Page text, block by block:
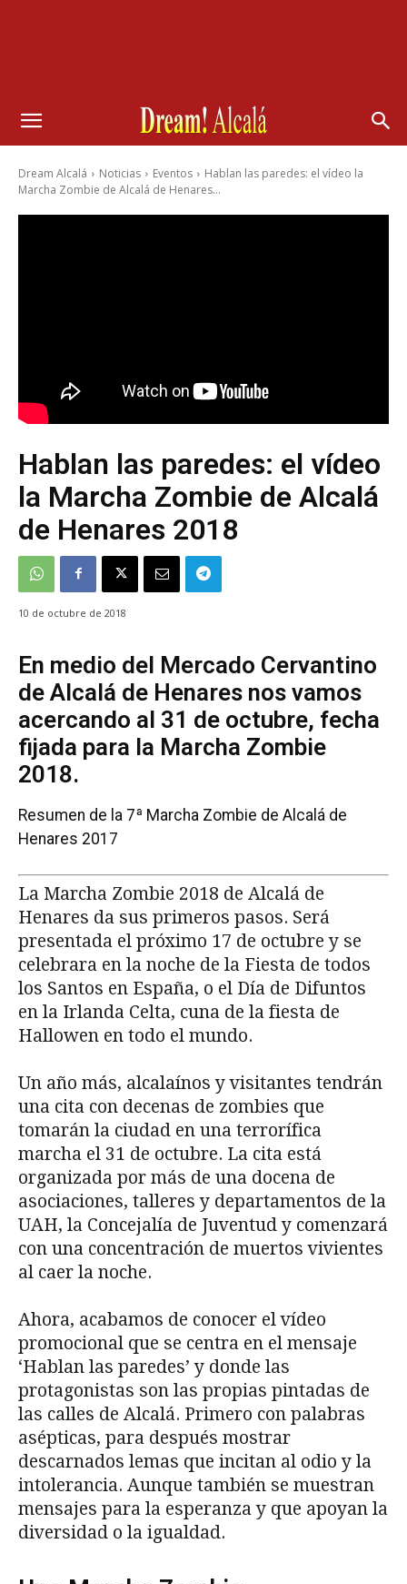
Dream Alcalá Noticias Eventos
Hablan las paredes: el vídeo la
Marcha Zombie de Alcalá de Henares...
Hablan las paredes: el vídeo
la Marcha Zombie de Alcalá
de Henares 2018
10 de octubre de 2018
En medio del Mercado Cervantino
de Alcalá de Henares nos vamos
acercando al 31 de octubre, fecha
fijada para la Marcha Zombie
2018.
Resumen de la 7ª Marcha Zombie de Alcalá de
Henares 2017
La Marcha Zombie 2018 de Alcalá de
Henares da sus primeros pasos. Será
presentada el próximo 17 de octubre y se
celebrara en la noche de la Fiesta de todos
los Santos en España, o el Día de Difuntos
en la Irlanda Celta, cuna de la fiesta de
Hallowen en todo el mundo.
Un año más, alcalaínos y visitantes tendrán
una cita con decenas de zombies que
tomarán la ciudad en una terrorífica
marcha el 31 de octubre. La cita está
organizada por más de una docena de
asociaciones, talleres y departamentos de la
UAH, la Concejalía de Juventud y comenzará
con una concentración de muertos vivientes
al caer la noche.
Ahora, acabamos de conocer el vídeo
promocional que se centra en el mensaje
‘Hablan las paredes’ y donde las
protagonistas son las propias pintadas de
las calles de Alcalá. Primero con palabras
asépticas, para después mostrar
descarnados lemas que incitan al odio y la
intolerancia. Aunque también se muestran
mensajes para la esperanza y que apoyan la
diversidad o la igualdad.